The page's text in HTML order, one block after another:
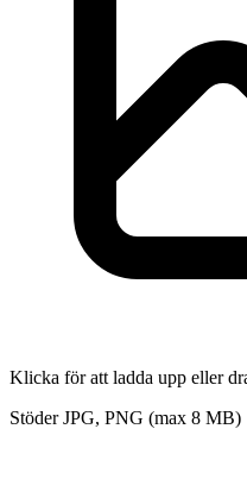
Klicka för att ladda upp eller
Stöder JPG, PNG (max 8 MB)